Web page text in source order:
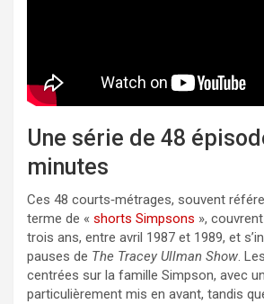
Une série de 48
minutes
Ces 48 courts‑métrages, souvent
terme de « shorts Simpsons »,
trois ans, entre avril 1987 et 1989, et
pauses de The Tracey Ullman Show.
centrées sur la famille Simpson, avec
particulièrement mis en avant, tandis